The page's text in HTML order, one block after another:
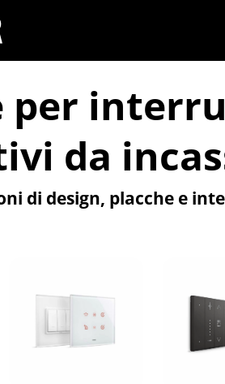
per
da
di design, placche e